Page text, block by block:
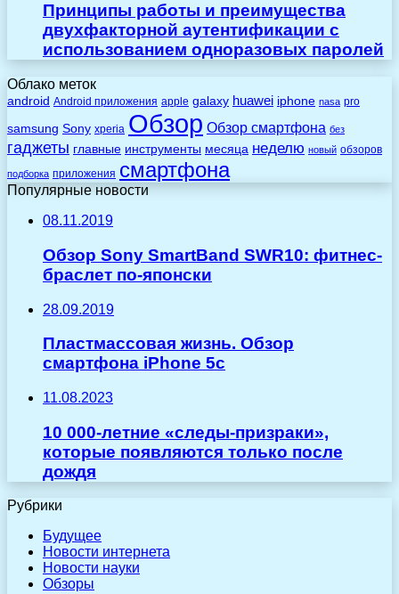
Принципы работы и преимущества
двухфакторной аутентификации с
использованием одноразовых паролей
Облако меток
android Android приложения apple galaxy huawei iphone nasa pro
samsung Sony xperia Обзор Обзор смартфона без
гаджеты главные инструменты месяца неделю новый обзоров
подборка приложения смартфона
Популярные новости
08.11.2019
Обзор Sony SmartBand SWR10: фитнес-
браслет по-японски
28.09.2019
Пластмассовая жизнь. Обзор
смартфона iPhone 5c
11.08.2023
10 000-летние «следы-призраки»,
которые появляются только после
дождя
Рубрики
Будущее
Новости интернета
Новости науки
Обзоры